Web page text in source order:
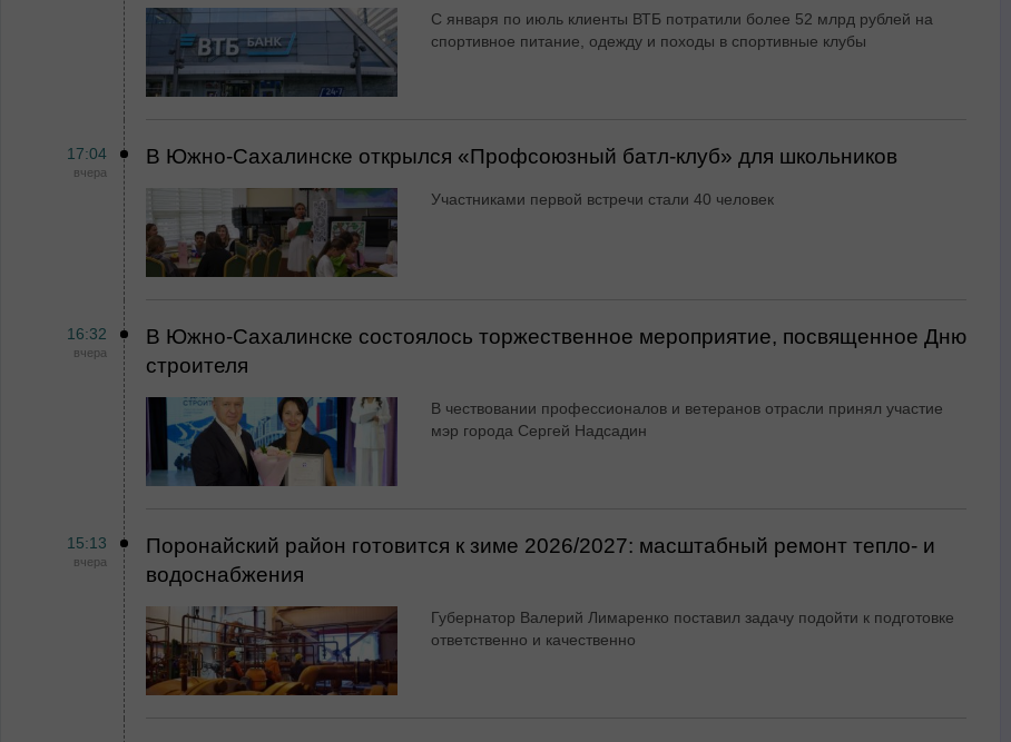
С января по июль клиенты ВТБ потратили более 52 млрд рублей на
спортивное питание, одежду и походы в спортивные клубы
17:04
вчера
В Южно-Сахалинске открылся «Профсоюзный батл-клуб» для школьников
Участниками первой встречи стали 40 человек
16:32
вчера
В Южно-Сахалинске состоялось торжественное мероприятие, посвященное Дню
строителя
В чествовании профессионалов и ветеранов отрасли принял участие
мэр города Сергей Надсадин
15:13
вчера
Поронайский район готовится к зиме 2026/2027: масштабный ремонт тепло- и
водоснабжения
Губернатор Валерий Лимаренко поставил задачу подойти к подготовке
ответственно и качественно